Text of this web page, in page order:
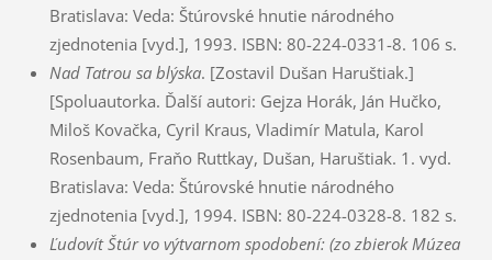
Bratislava: Veda: Štúrovské hnutie národného
zjednotenia [vyd.], 1993. ISBN: 80-224-0331-8. 106 s.
Nad Tatrou sa blýska. [Zostavil Dušan Haruštiak.]
[Spoluautorka. Ďalší autori: Gejza Horák, Ján Hučko,
Miloš Kovačka, Cyril Kraus, Vladimír Matula, Karol
Rosenbaum, Fraňo Ruttkay, Dušan, Haruštiak. 1. vyd.
Bratislava: Veda: Štúrovské hnutie národného
zjednotenia [vyd.], 1994. ISBN: 80-224-0328-8. 182 s.
Ľudovít Štúr vo výtvarnom spodobení: (zo zbierok Múzea